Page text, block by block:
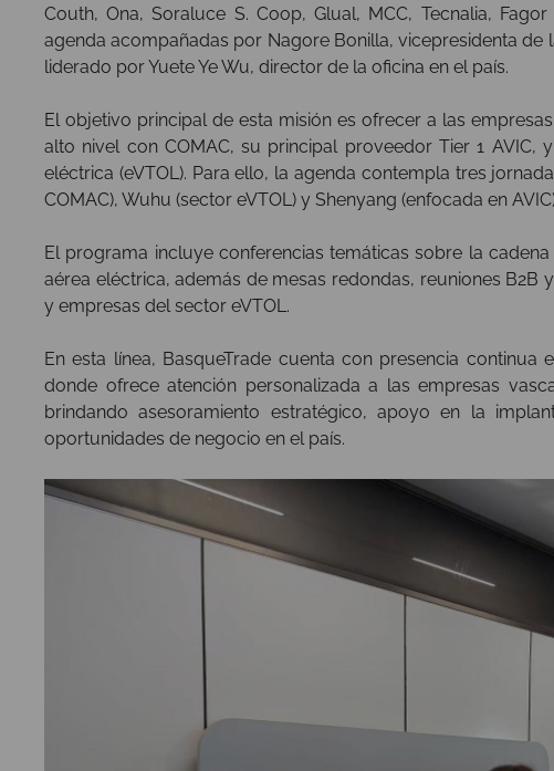
Couth, Ona, Soraluce S. Coop, Glual, MCC, Tecnalia,
agenda acompañadas por Nagore Bonilla, vicepresidenta de
liderado por Yuete Ye Wu, director de la oficina en el país.
El objetivo principal de esta misión es ofrecer a las
alto nivel con COMAC, su principal proveedor Tier 1
eléctrica (eVTOL). Para ello, la agenda contempla tres
COMAC), Wuhu (sector eVTOL) y Shenyang (enfocada en
El programa incluye conferencias temáticas sobre la
aérea eléctrica, además de mesas redondas, reuniones B2B
y empresas del sector eVTOL.
En esta línea, BasqueTrade cuenta con presencia
donde ofrece atención personalizada a las empresas
brindando asesoramiento estratégico, apoyo en la
oportunidades de negocio en el país.